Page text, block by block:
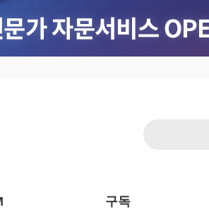
구독